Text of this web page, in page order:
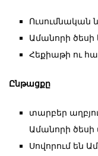
Ուսումնական
Ամանորի ծեսի
Հեքիաթի ու
Ընթացքը
տարբեր
Ամանորի ծեսի
Սովորում են